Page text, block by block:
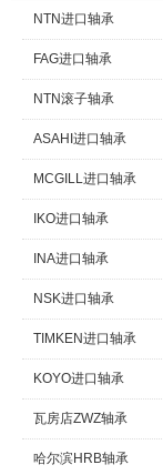
NTN进口轴承
FAG进口轴承
NTN滚子轴承
ASAHI进口轴承
MCGILL进口轴承
IKO进口轴承
INA进口轴承
NSK进口轴承
TIMKEN进口轴承
KOYO进口轴承
瓦房店ZWZ轴承
哈尔滨HRB轴承